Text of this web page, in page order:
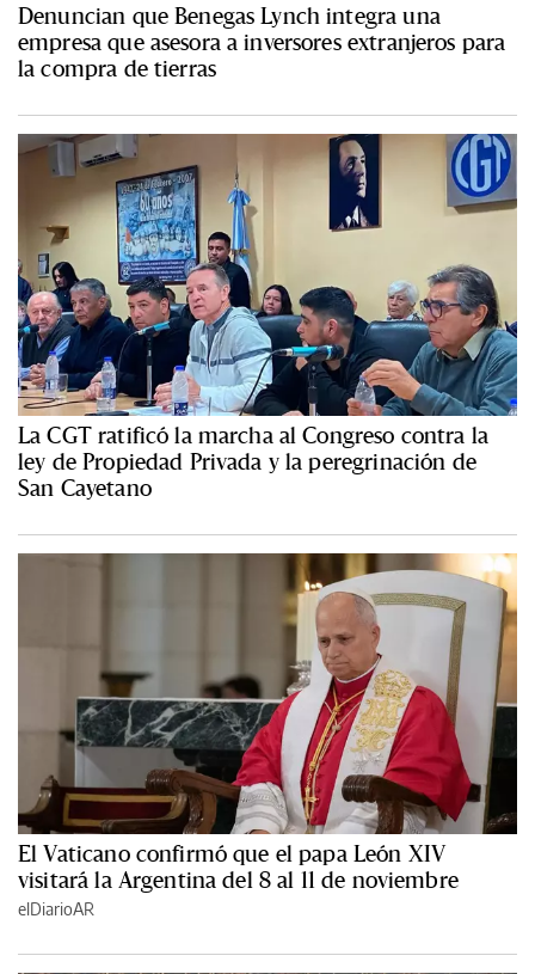
Denuncian que Benegas Lynch integra una
empresa que asesora a inversores extranjeros para
la compra de tierras
La CGT ratificó la marcha al Congreso contra la
ley de Propiedad Privada y la peregrinación de
San Cayetano
El Vaticano confirmó que el papa León XIV
visitará la Argentina del 8 al 11 de noviembre
elDiarioAR